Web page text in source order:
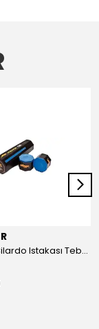
Predator Bilardo Istakası Tebeşiri 5Li Paket